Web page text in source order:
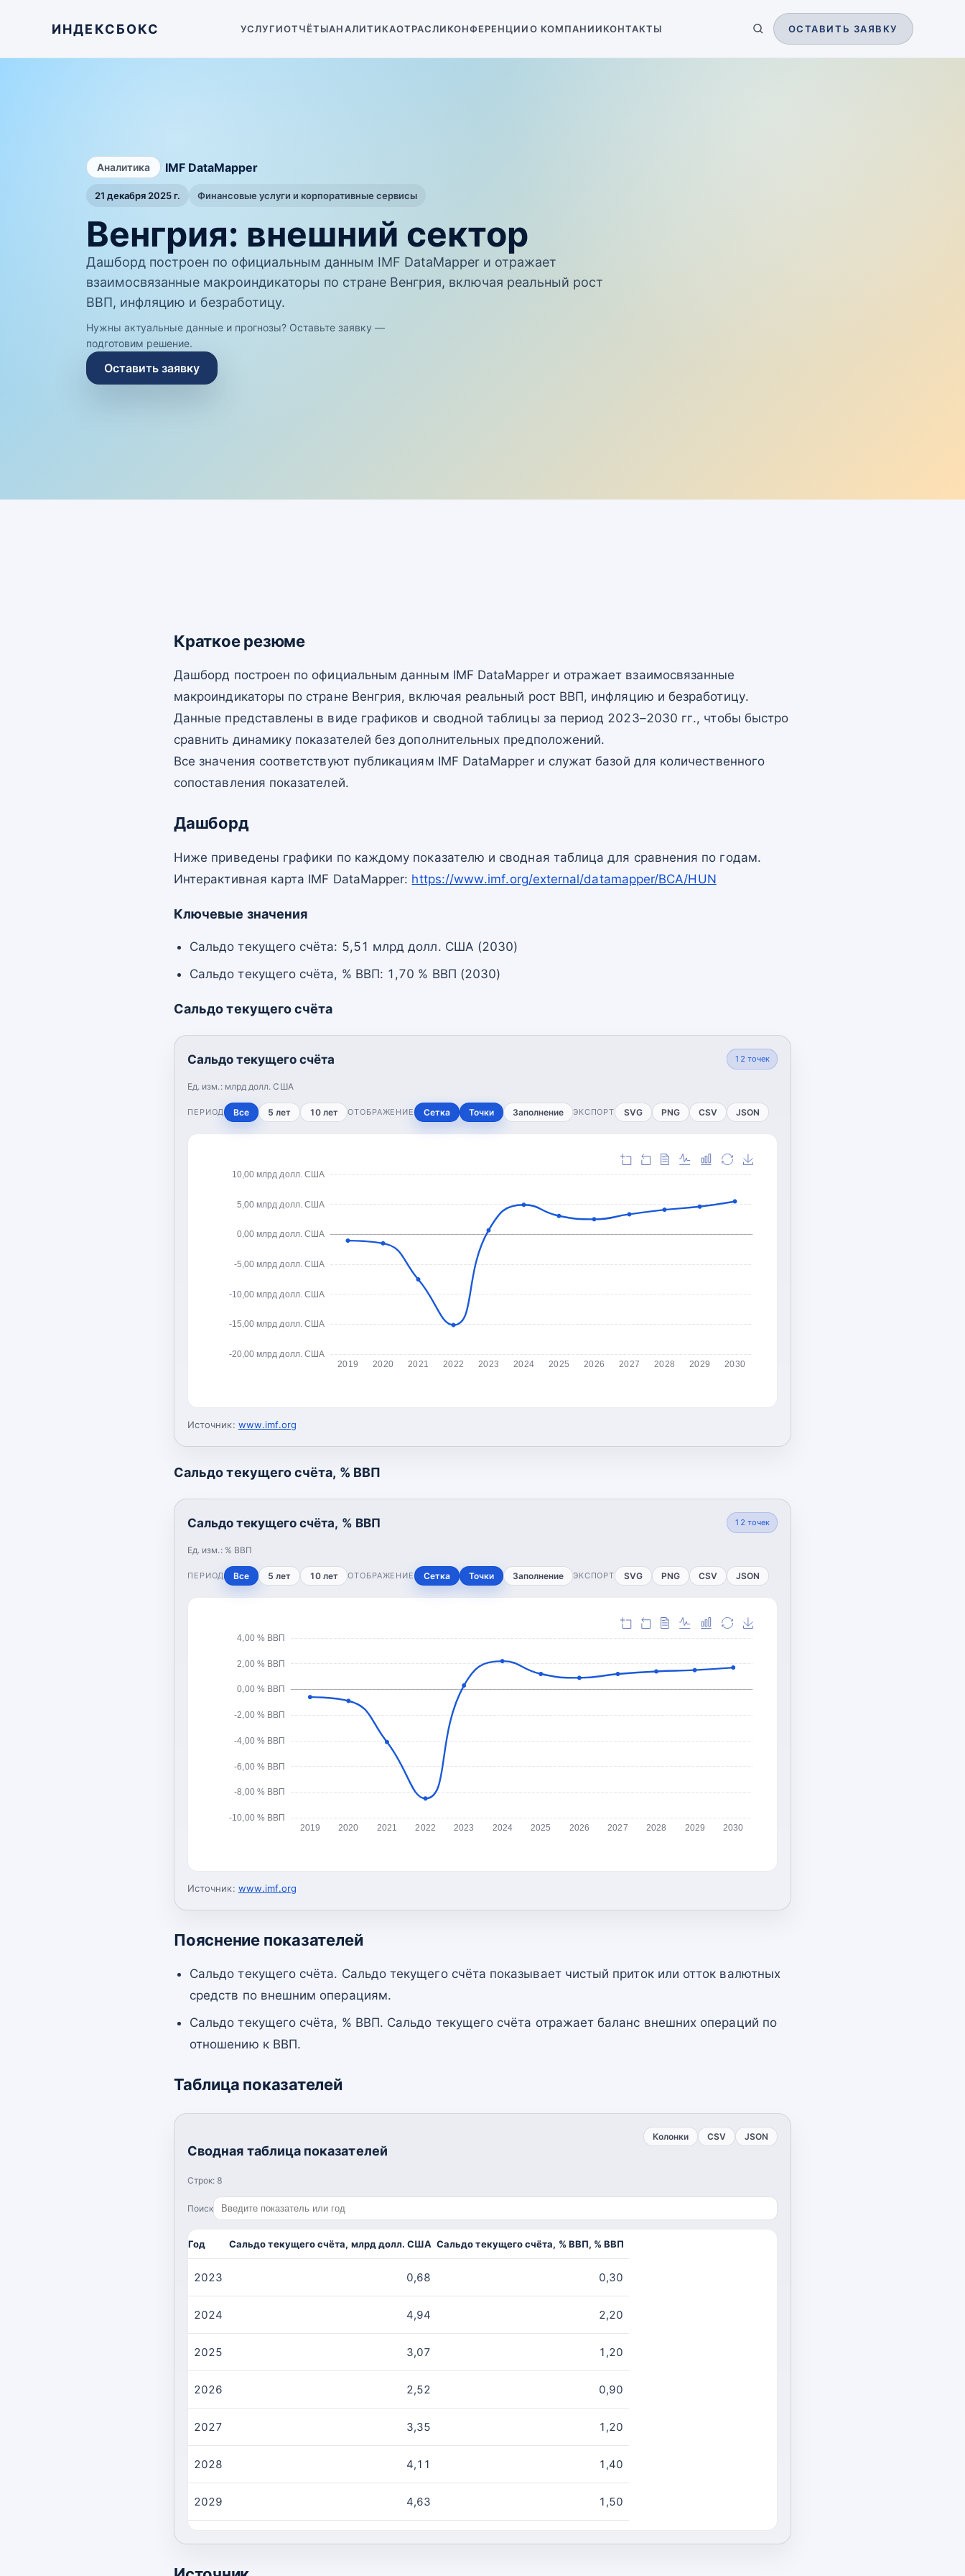
ИНДЕКСБОКС УСЛУГИОТЧЁТЫАНАЛИТИКАОТРАСЛИКОНФЕРЕНЦИИО КОМПАНИИКОНТАКТЫ ОСТАВИТЬ ЗАЯВКУ
Аналитика /IMF DataMapper
21 декабря 2025 г. Финансовые услуги и корпоративные сервисы
Венгрия: внешний сектор
Дашборд построен по официальным данным IMF DataMapper и отражает
взаимосвязанные макроиндикаторы по стране Венгрия, включая реальный рост
ВВП, инфляцию и безработицу.
Нужны актуальные данные и прогнозы? Оставьте заявку —
подготовим решение.
Оставить заявку
Краткое резюме
Дашборд построен по официальным данным IMF DataMapper и отражает взаимосвязанные
макроиндикаторы по стране Венгрия, включая реальный рост ВВП, инфляцию и безработицу.
Данные представлены в виде графиков и сводной таблицы за период 2023–2030 гг., чтобы быстро
сравнить динамику показателей без дополнительных предположений.
Все значения соответствуют публикациям IMF DataMapper и служат базой для количественного
сопоставления показателей.
Дашборд
Ниже приведены графики по каждому показателю и сводная таблица для сравнения по годам.
Интерактивная карта IMF DataMapper: https://www.imf.org/external/datamapper/BCA/HUN
Ключевые значения
Сальдо текущего счёта: 5,51 млрд долл. США (2030)
Сальдо текущего счёта, % ВВП: 1,70 % ВВП (2030)
Сальдо текущего счёта
Сальдо текущего счёта
Ед. изм.: млрд долл. США
12 точек
ПЕРИОД Все 5 лет 10 лет ОТОБРАЖЕНИЕ Сетка Точки Заполнение ЭКСПОРТ SVG PNG CSV JSON
-20,00 млрд долл. США
-15,00 млрд долл. США
-10,00 млрд долл. США
-5,00 млрд долл. США
0,00 млрд долл. США
5,00 млрд долл. США
10,00 млрд долл. США
2019 2020 2021 2022 2023 2024 2025 2026 2027 2028 2029 2030
Источник: www.imf.org
Сальдо текущего счёта, % ВВП
Сальдо текущего счёта, % ВВП
Ед. изм.: % ВВП
12 точек
ПЕРИОД Все 5 лет 10 лет ОТОБРАЖЕНИЕ Сетка Точки Заполнение ЭКСПОРТ SVG PNG CSV JSON
-10,00 % ВВП
-8,00 % ВВП
-6,00 % ВВП
-4,00 % ВВП
-2,00 % ВВП
0,00 % ВВП
2,00 % ВВП
4,00 % ВВП
2019 2020 2021 2022 2023 2024 2025 2026 2027 2028 2029 2030
Источник: www.imf.org
Пояснение показателей
Сальдо текущего счёта. Сальдо текущего счёта показывает чистый приток или отток валютных
средств по внешним операциям.
Сальдо текущего счёта, % ВВП. Сальдо текущего счёта отражает баланс внешних операций по
отношению к ВВП.
Таблица показателей
Сводная таблица показателей
Строк: 8
Колонки CSV JSON
Поиск
Год Сальдо текущего счёта, млрд долл. США Сальдо текущего счёта, % ВВП, % ВВП
2023 0,68 0,30
2024 4,94 2,20
2025 3,07 1,20
2026 2,52 0,90
2027 3,35 1,20
2028 4,11 1,40
2029 4,63 1,50